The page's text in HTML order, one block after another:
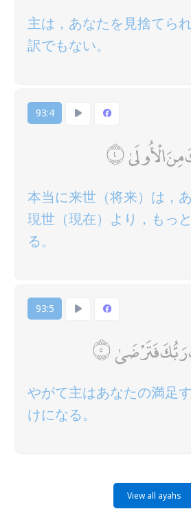
主は，あなたを見捨てら
訳でもない。
93:4
الْأُولَىٰ
本当に来世（将来）は，
現世（現在）より，もっ
る。
93:5
فَتَرْضَىٰ
やがて主はあなたの満足
けになる。
View all ayahs